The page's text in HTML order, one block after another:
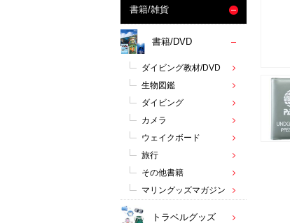
書籍/雑貨
書籍/DVD
ダイビング教材/DVD
生物図鑑
ダイビング
カメラ
ウェイクボード
旅行
その他書籍
マリングッズマガジン
トラベルグッズ